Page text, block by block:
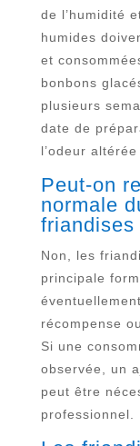
de l’humidité
humides
et
bonbons
plusieurs
date de
l’odeur
Peut-on
normale
friandises
Non, les
principale
récompense
Si une
observée, un
peut être
professionnel.